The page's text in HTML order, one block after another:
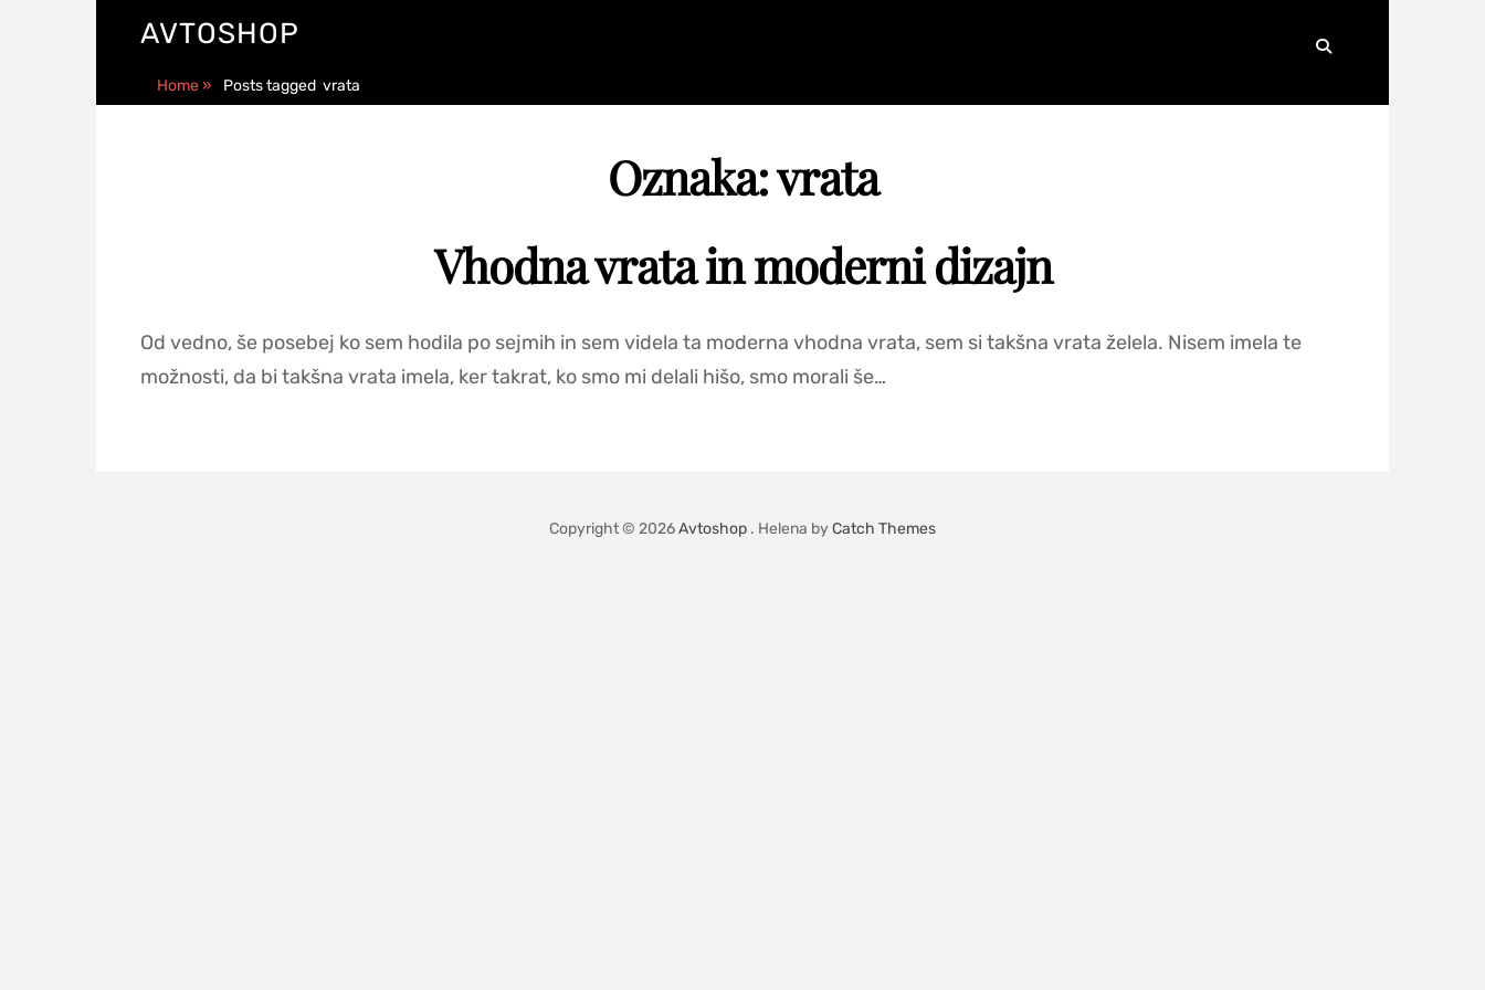
AVTOSHOP
Search
Home» Posts tagged vrata
Oznaka:vrata
Vhodna vrata in moderni dizajn
Od vedno, še posebej ko sem hodila po sejmih in sem videla ta moderna vhodna vrata, sem si takšna vrata želela. Nisem imela te
možnosti, da bi takšna vrata imela, ker takrat, ko smo mi delali hišo, smo morali še…
Copyright © 2026Avtoshop . Helena byCatch Themes